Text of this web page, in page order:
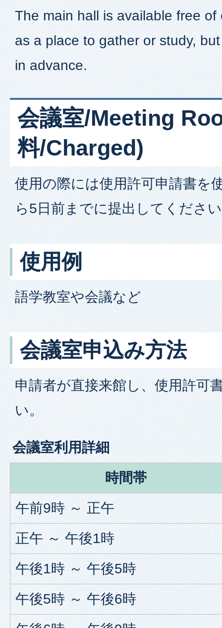
The main hall is available free
as a place to gather or study,
in advance.
会議室/Meeting
料/Charged)
使用の際には使用許可申請書を
ら5日前までに提出してくださ
使用例
語学教室や会議など
会議室申込み方法
申請者が直接来館し、使用許可
い。
会議室利用詳細
時間帯
午前9時 ～ 正午
正午 ～ 午後1時
午後1時 ～ 午後5時
午後5時 ～ 午後6時